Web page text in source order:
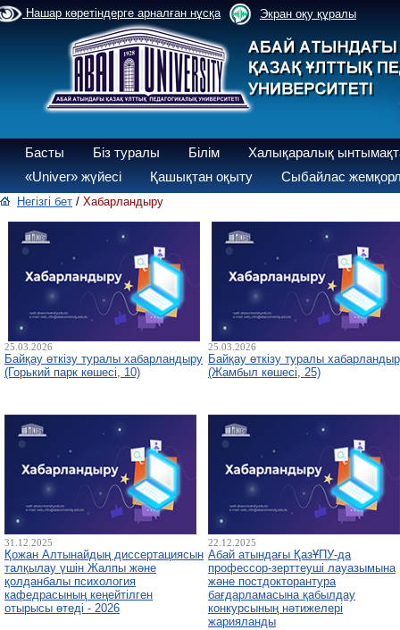
Нашар көретіндерге арналған нұсқа Экран оқу құралы
Басты Біз туралы Білім
Халықаралық
«Univer» жүйесі
Қашықтан оқыту Сыбайлас
Негізгі бет / Хабарландыру
25.03.2026
Байқау өткізу туралы хабарландыру
(Горький парк көшесі, 10)
25.03.2026
Байқау өткізу туралы
(Жамбыл көшесі, 25)
31.12.2025
Қожан Алтынайдың диссертациясын
талқылау үшін Жалпы және
қолданбалы психология
кафедрасының кеңейтілген
отырысы өтеді - 2026
22.12.2025
Абай атындағы ҚазҰПУ-да
профессор-зерттеуші лауазымына
және постдокторантура
бағдарламасына қабылдау
конкурсының нәтижелері
жарияланды